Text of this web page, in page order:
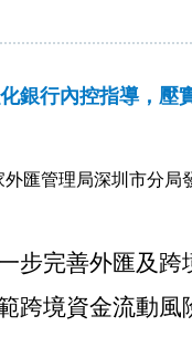
銀行內控指導，壓
匯管理局深圳市分局
步完善外匯及
跨境資金流動